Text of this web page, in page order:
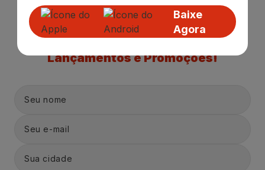
Baixe
Agora
Receba nossasNovidades,
Lançamentos e Promoções!